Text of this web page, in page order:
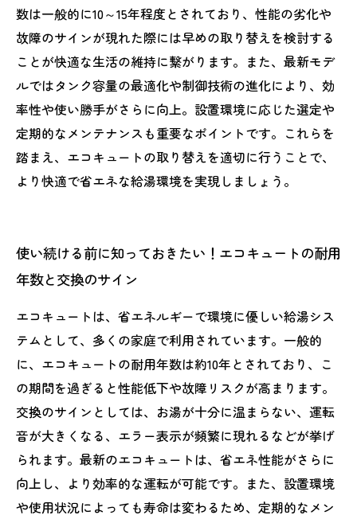
数は一般的に10～15年程度とされており、性能の劣化や
故障のサインが現れた際には早めの取り替えを検討する
ことが快適な生活の維持に繋がります。また、最新モデ
ルではタンク容量の最適化や制御技術の進化により、効
率性や使い勝手がさらに向上。設置環境に応じた選定や
定期的なメンテナンスも重要なポイントです。これらを
踏まえ、エコキュートの取り替えを適切に行うことで、
より快適で省エネな給湯環境を実現しましょう。
使い続ける前に知っておきたい！エコキュートの耐用
年数と交換のサイン
エコキュートは、省エネルギーで環境に優しい給湯シス
テムとして、多くの家庭で利用されています。一般的
に、エコキュートの耐用年数は約10年とされており、こ
の期間を過ぎると性能低下や故障リスクが高まります。
交換のサインとしては、お湯が十分に温まらない、運転
音が大きくなる、エラー表示が頻繁に現れるなどが挙げ
られます。最新のエコキュートは、省エネ性能がさらに
向上し、より効率的な運転が可能です。また、設置環境
や使用状況によっても寿命は変わるため、定期的なメン